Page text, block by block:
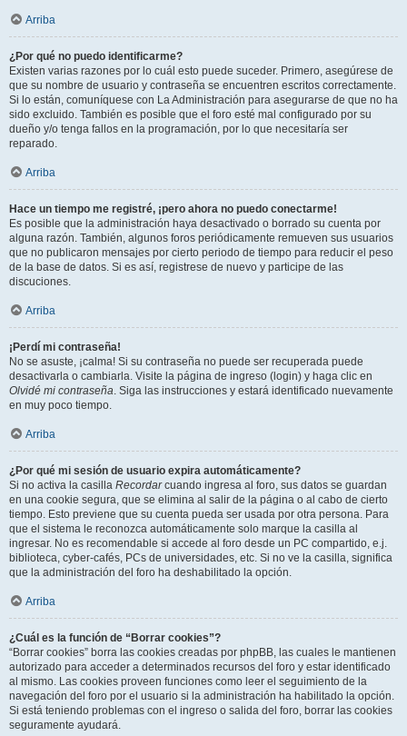
Arriba
¿Por qué no puedo identificarme?
Existen varias razones por lo cuál esto puede suceder. Primero, asegúrese de
que su nombre de usuario y contraseña se encuentren escritos correctamente.
Si lo están, comuníquese con La Administración para asegurarse de que no ha
sido excluido. También es posible que el foro esté mal configurado por su
dueño y/o tenga fallos en la programación, por lo que necesitaría ser
reparado.
Arriba
Hace un tiempo me registré, ¡pero ahora no puedo conectarme!
Es posible que la administración haya desactivado o borrado su cuenta por
alguna razón. También, algunos foros periódicamente remueven sus usuarios
que no publicaron mensajes por cierto periodo de tiempo para reducir el peso
de la base de datos. Si es así, registrese de nuevo y participe de las
discuciones.
Arriba
¡Perdí mi contraseña!
No se asuste, ¡calma! Si su contraseña no puede ser recuperada puede
desactivarla o cambiarla. Visite la página de ingreso (login) y haga clic en
Olvidé mi contraseña. Siga las instrucciones y estará identificado nuevamente
en muy poco tiempo.
Arriba
¿Por qué mi sesión de usuario expira automáticamente?
Si no activa la casilla Recordarcuando ingresa al foro, sus datos se guardan
en una cookie segura, que se elimina al salir de la página o al cabo de cierto
tiempo. Esto previene que su cuenta pueda ser usada por otra persona. Para
que el sistema le reconozca automáticamente solo marque la casilla al
ingresar. No es recomendable si accede al foro desde un PC compartido, e.j.
biblioteca, cyber-cafés, PCs de universidades, etc. Si no ve la casilla, significa
que la administración del foro ha deshabilitado la opción.
Arriba
¿Cuál es la función de “Borrar cookies”?
“Borrar cookies” borra las cookies creadas por phpBB, las cuales le mantienen
autorizado para acceder a determinados recursos del foro y estar identificado
al mismo. Las cookies proveen funciones como leer el seguimiento de la
navegación del foro por el usuario si la administración ha habilitado la opción.
Si está teniendo problemas con el ingreso o salida del foro, borrar las cookies
seguramente ayudará.